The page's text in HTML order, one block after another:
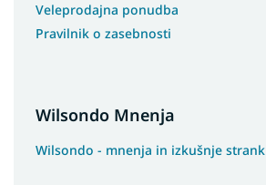
Veleprodajna ponudba
Pravilnik o zasebnosti
Wilsondo Mnenja
Wilsondo - mnenja in izkušnje strank